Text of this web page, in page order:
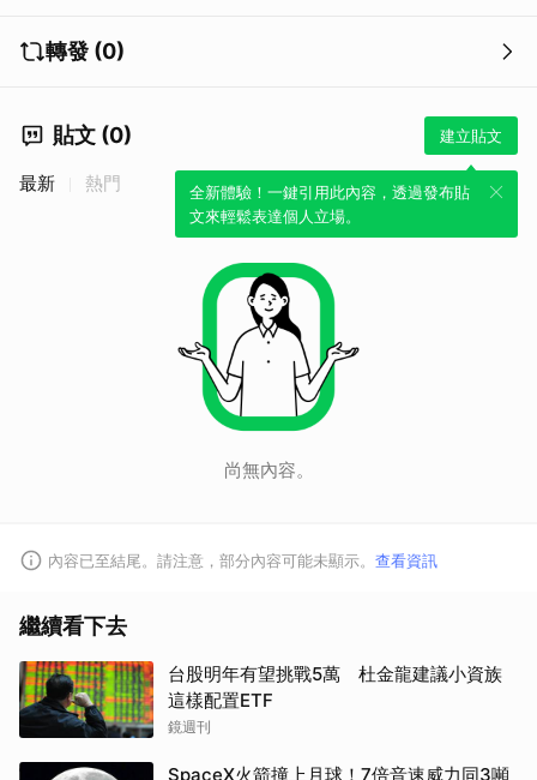
轉發 (0)
貼文 (0) 建立貼文
全新體驗！一鍵引用此內容，透過發布貼
文來輕鬆表達個人立場。
最新 熱門
尚無內容。
內容已至結尾。請注意，部分內容可能未顯示。 查看資訊
繼續看下去
台股明年有望挑戰5萬 杜金龍建議小資族
這樣配置ETF
鏡週刊
SpaceX火箭撞上月球！7倍音速威力同3噸